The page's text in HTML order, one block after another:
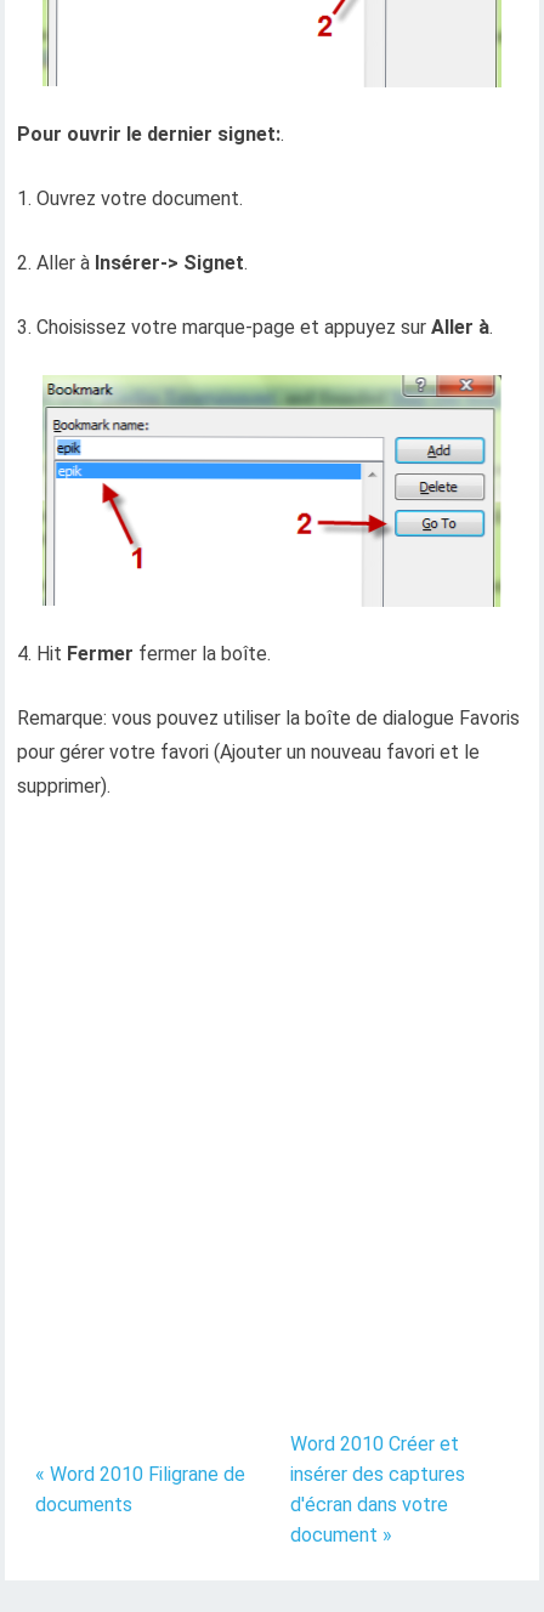
Pour ouvrir le dernier signet:.
1. Ouvrez votre document.
2. Aller à Insérer-> Signet.
3. Choisissez votre marque-page et appuyez surAller à.
4. Hit Fermer fermer la boîte.
Remarque: vous pouvez utiliser la boîte de dialogue Favoris
pour gérer votre favori (Ajouter un nouveau favori et le
supprimer).
« Word 2010 Filigrane de
documents
Word 2010 Créer et
insérer des captures
d'écran dans votre
document »